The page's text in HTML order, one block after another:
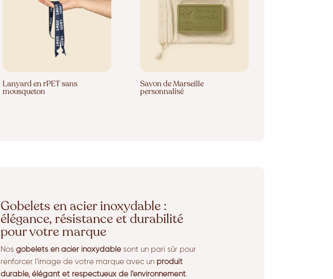
Lanyard en rPET sans
mousqueton
Savon de Marseille
personnalisé
Gobelets en acier inoxydable :
élégance, résistance et durabilité
pour votre marque
Nos gobelets en acier inoxydablesont un pari sûr pour
renforcer l’image de votre marque avec un produit
durable, élégant et respectueux de l’environnement.